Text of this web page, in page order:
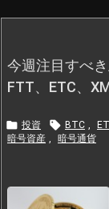
今週注目すべ
FTT、ETC、
 投資  BTC ,
暗号資産 , 暗号通貨